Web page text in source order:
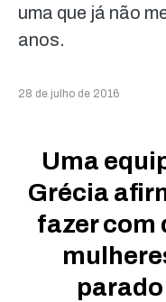
uma que já não
anos.
28 de julho de 2016
Uma
Grécia
fazer com